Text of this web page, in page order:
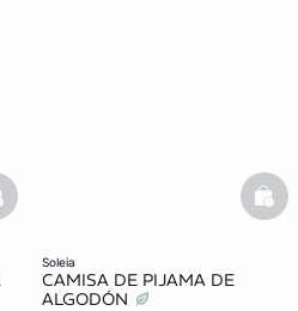
soleia
CAMISA DE PIJAMA DE
ALGODÓN